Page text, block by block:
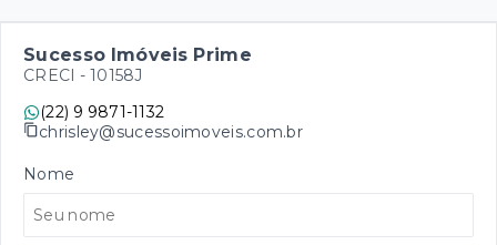
Sucesso Imóveis Prime
CRECI - 10158J
(22) 9 9871-1132
chrisley@sucessoimoveis.com.br
Nome